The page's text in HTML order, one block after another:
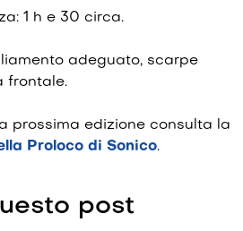
1 h e 30 circa.
adeguato, scarpe
frontale.
prossima edizione consulta la
Proloco di Sonico.
post